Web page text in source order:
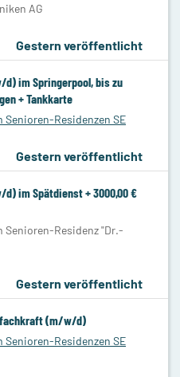
AG
Gestern veröffentlicht
im Springerpool, bis zu
+ Tankkarte
Senioren-Residenzen SE
Gestern veröffentlicht
im Spätdienst + 3000,00 €
Senioren-Residenz "Dr.-
Gestern veröffentlicht
(m/w/d)
Senioren-Residenzen SE